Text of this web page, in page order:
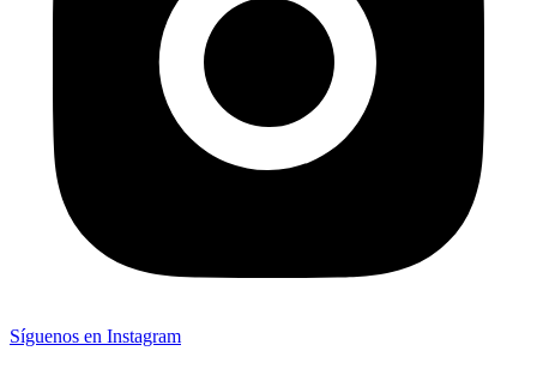
Síguenos en Instagram